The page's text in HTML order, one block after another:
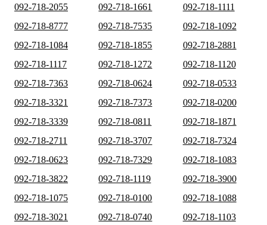
092-718-2055
092-718-1661
092-718-1111
092-718-8777
092-718-7535
092-718-1092
092-718-1084
092-718-1855
092-718-2881
092-718-1117
092-718-1272
092-718-1120
092-718-7363
092-718-0624
092-718-0533
092-718-3321
092-718-7373
092-718-0200
092-718-3339
092-718-0811
092-718-1871
092-718-2711
092-718-3707
092-718-7324
092-718-0623
092-718-7329
092-718-1083
092-718-3822
092-718-1119
092-718-3900
092-718-1075
092-718-0100
092-718-1088
092-718-3021
092-718-0740
092-718-1103